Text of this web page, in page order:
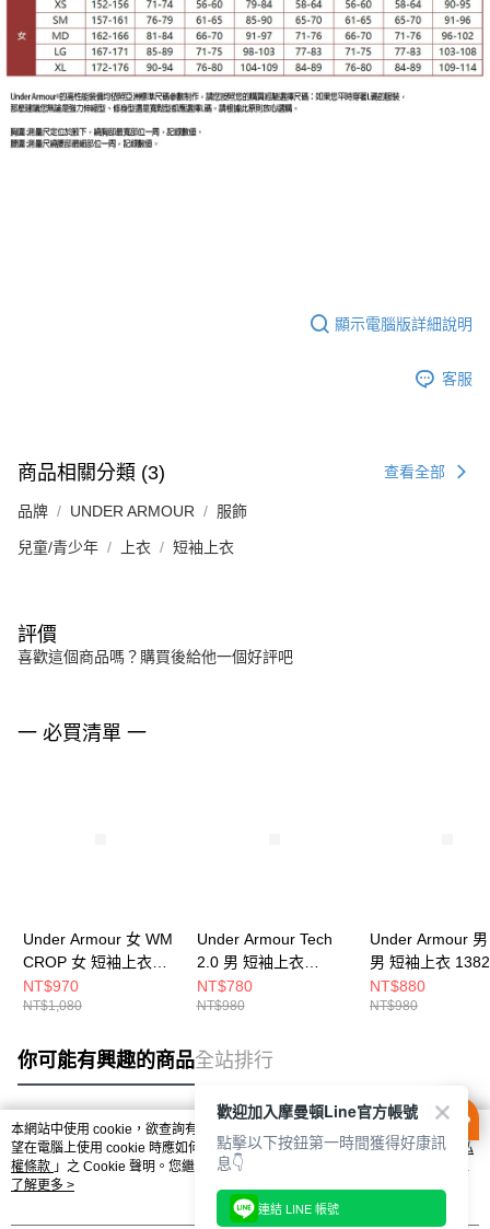
顯示電腦版詳細說明
客服
商品相關分類 (3) 查看全部
品牌 UNDER ARMOUR 服飾
兒童/青少年 上衣 短袖上衣
評價
喜歡這個商品嗎？購買後給他一個好評吧
一 必買清單 一
Under Armour 女 WM
CROP 女 短袖上衣
6010588-001
NT$970
NT$1,080
Under Armour Tech
2.0 男 短袖上衣
1326413-001
NT$780
NT$980
Under Armour
男 短袖上衣
001
NT$880
NT$980
你可能有興趣的商品全站排行
熱門標籤
本網站中使用 cookie，欲查詢有關本網站使用 cookie 方式之詳情，及若您不希
望在電腦上使用 cookie 時應如何變更電腦的 cookie 設定，請參閱本網站「
隱私
權條款 」之 Cookie 聲明。您繼續使用本網站即表示您同意本公司得按本網站使
用條款之 Cookie 聲明使用 cookie。
了解更多 >
歡迎加入摩曼頓Line官方帳號
點擊以下按鈕第一時間獲得好康訊
息👇
連結 LINE 帳號